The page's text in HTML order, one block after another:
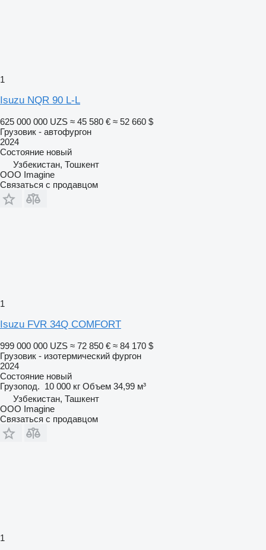
1
Isuzu NQR 90 L-L
625 000 000 UZS ≈ 45 580 € ≈ 52 660 $
Грузовик - автофургон
2024
Состояние новый
Узбекистан, Тошкент
OOO Imagine
Связаться с продавцом
1
Isuzu FVR 34Q COMFORT
999 000 000 UZS ≈ 72 850 € ≈ 84 170 $
Грузовик - изотермический фургон
2024
Состояние новый
Грузопод. 10 000 кг Объем 34,99 м³
Узбекистан, Ташкент
OOO Imagine
Связаться с продавцом
1